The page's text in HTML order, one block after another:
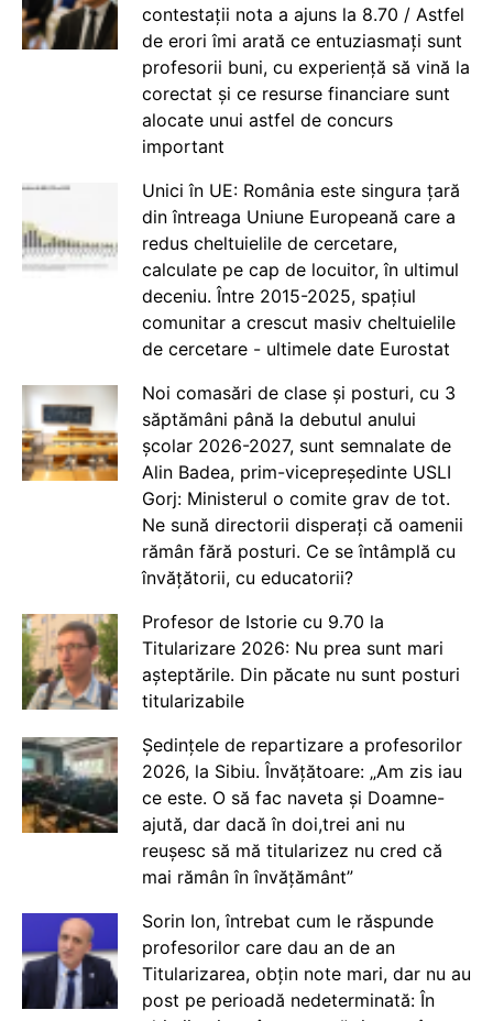
contestații nota a ajuns la 8.70 / Astfel
de erori îmi arată ce entuziasmați sunt
profesorii buni, cu experiență să vină la
corectat și ce resurse financiare sunt
alocate unui astfel de concurs
important
Unici în UE: România este singura țară
din întreaga Uniune Europeană care a
redus cheltuielile de cercetare,
calculate pe cap de locuitor, în ultimul
deceniu. Între 2015-2025, spațiul
comunitar a crescut masiv cheltuielile
de cercetare - ultimele date Eurostat
Noi comasări de clase și posturi, cu 3
săptămâni până la debutul anului
școlar 2026-2027, sunt semnalate de
Alin Badea, prim-vicepreședinte USLI
Gorj: Ministerul o comite grav de tot.
Ne sună directorii disperați că oamenii
rămân fără posturi. Ce se întâmplă cu
învățătorii, cu educatorii?
Profesor de Istorie cu 9.70 la
Titularizare 2026: Nu prea sunt mari
așteptările. Din păcate nu sunt posturi
titularizabile
Ședințele de repartizare a profesorilor
2026, la Sibiu. Învățătoare: „Am zis iau
ce este. O să fac naveta și Doamne-
ajută, dar dacă în doi,trei ani nu
reușesc să mă titularizez nu cred că
mai rămân în învățământ”
Sorin Ion, întrebat cum le răspunde
profesorilor care dau an de an
Titularizarea, obțin note mari, dar nu au
post pe perioadă nedeterminată: În